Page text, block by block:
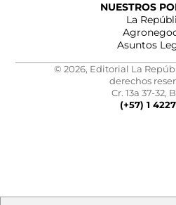
NUESTROS
La
Asuntos
© 2026, Editorial La
derechos
Cr. 13a 37-32,
(+57) 1